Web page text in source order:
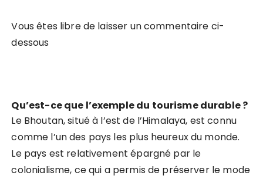
Vous êtes libre de laisser un commentaire ci-
dessous
Qu’est-ce que l’exemple du tourisme durable ?
Le Bhoutan, situé à l’est de l’Himalaya, est connu
comme l’un des pays les plus heureux du monde.
Le pays est relativement épargné par le
colonialisme, ce qui a permis de préserver le mode